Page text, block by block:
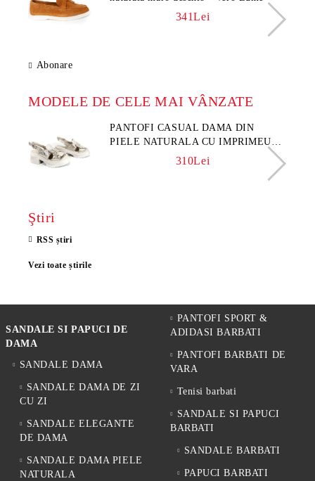
341Lei
Abonare
MODELE DE CELE MAI VÂNZATE
PANTOFI CASUAL DAMA DIN
PIELE NATURALA CU IMPRIMEU
FLORAL - MODEL LUNA
310Lei
Ştiri
RSS știri
Vezi toate știrile
SANDALE SI PAPUCI DE
DAMA
SANDALE DAMA
SANDALE DAMA DE ZI
CU ZI
SANDALE ELEGANTE
DE DAMA
SANDALE DAMA PIELE
NATURALA
PANTOFI SPORT &
ADIDASI BARBATI
PANTOFI BARBATI DE
VARA
Tenisi barbati
SANDALE SI PAPUCI
BARBATI
SANDALE BARBATI
PAPUCI BARBATI